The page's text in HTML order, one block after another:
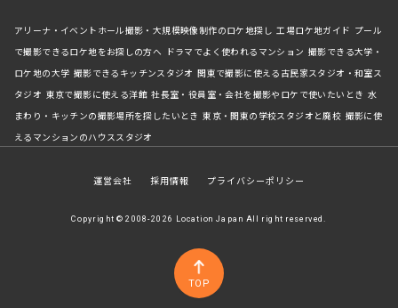
TOP
アリーナ・イベントホール撮影・大規模映像制作のロケ地探し 工場ロケ地ガイド プール
で撮影できるロケ地をお探しの方へ ドラマでよく使われるマンション 撮影できる大学・
ロケ地の大学 撮影できるキッチンスタジオ 関東で撮影に使える古民家スタジオ・和室ス
タジオ 東京で撮影に使える洋館 社長室・役員室・会社を撮影やロケで使いたいとき 水
まわり・キッチンの撮影場所を探したいとき 東京・関東の学校スタジオと廃校 撮影に使
えるマンションのハウススタジオ
運営会社 採用情報 プライバシーポリシー
Copyright © 2008-2026 Location Japan All right reserved.